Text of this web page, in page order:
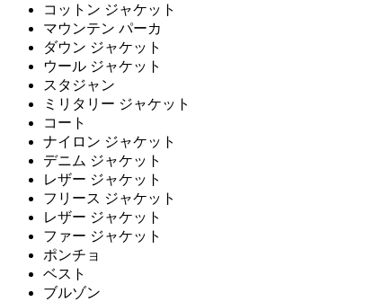
コットン ジャケット
マウンテン パーカ
ダウン ジャケット
ウール ジャケット
スタジャン
ミリタリー ジャケット
コート
ナイロン ジャケット
デニム ジャケット
レザー ジャケット
フリース ジャケット
レザー ジャケット
ファー ジャケット
ポンチョ
ベスト
ブルゾン